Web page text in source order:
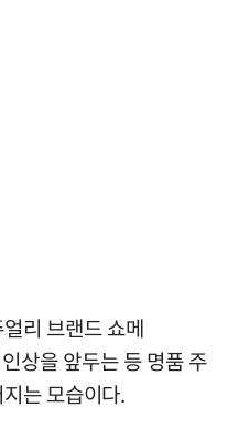
리 브랜드 쇼메
상을 앞두는 등 명품 주
는 모습이다.